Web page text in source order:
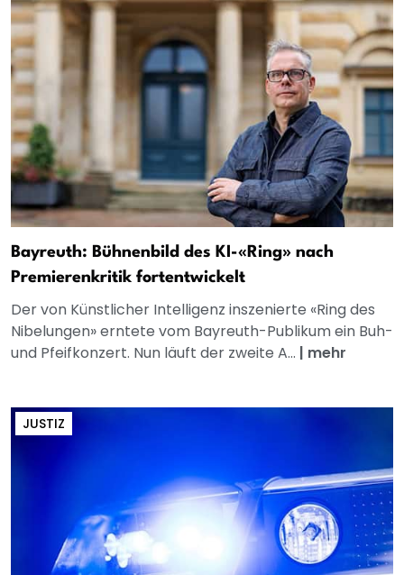
Bayreuth: Bühnenbild des KI-«Ring» nach
Premierenkritik fortentwickelt
Der von Künstlicher Intelligenz inszenierte «Ring des
Nibelungen» erntete vom Bayreuth-Publikum ein Buh-
und Pfeifkonzert. Nun läuft der zweite A... | mehr
JUSTIZ